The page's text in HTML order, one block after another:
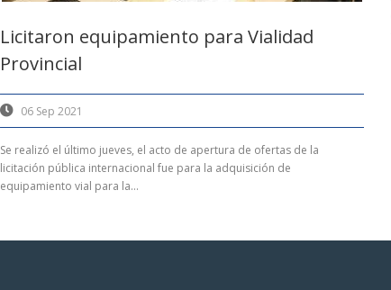
Licitaron equipamiento para Vialidad
Provincial
06 Sep 2021
Se realizó el último jueves, el acto de apertura de ofertas de la
licitación pública internacional fue para la adquisición de
equipamiento vial para la...